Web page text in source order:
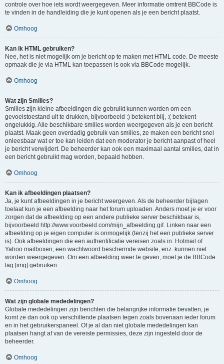
controle over hoe iets wordt weergegeven. Meer informatie omtrent BBCode is
te vinden in de handleiding die je kunt openen als je een bericht plaatst.
Omhoog
Kan ik HTML gebruiken?
Nee, het is niet mogelijk om je bericht op te maken met HTML code. De meeste
opmaak die je via HTML kan toepassen is ook via BBCode mogelijk.
Omhoog
Wat zijn Smilies?
Smilies zijn kleine afbeeldingen die gebruikt kunnen worden om een
gevoelstoestand uit te drukken, bijvoorbeeld :) betekent blij, :( betekent
ongelukkig. Alle beschikbare smilies worden weergegeven als je een bericht
plaatst. Maak geen overdadig gebruik van smilies, ze maken een bericht snel
onleesbaar wat er toe kan leiden dat een moderator je bericht aanpast of heel
je bericht verwijdert. De beheerder kan ook een maximaal aantal smilies, dat in
een bericht gebruikt mag worden, bepaald hebben.
Omhoog
Kan ik afbeeldingen plaatsen?
Ja, je kunt afbeeldingen in je bericht weergeven. Als de beheerder bijlagen
toelaat kun je een afbeelding naar het forum uploaden. Anders moet je er voor
zorgen dat de afbeelding op een andere publieke server beschikbaar is,
bijvoorbeeld http://www.voorbeeld.com/mijn_afbeelding.gif. Linken naar een
afbeelding op je eigen computer is onmogelijk (tenzij het een publieke server
is). Ook afbeeldingen die een authentificatie vereisen zoals in: Hotmail of
Yahoo mailboxen, een wachtwoord beschermde website, enz. kunnen niet
worden weergegeven. Om een afbeelding weer te geven, moet je de BBCode
tag [img] gebruiken.
Omhoog
Wat zijn globale mededelingen?
Globale mededelingen zijn berichten die belangrijke informatie bevatten, je
komt ze dan ook op verschillende plaatsen tegen zoals bovenaan ieder forum
en in het gebruikerspaneel. Of je al dan niet globale mededelingen kan
plaatsen hangt af van de vereiste permissies, deze zijn ingesteld door de
beheerder.
Omhoog